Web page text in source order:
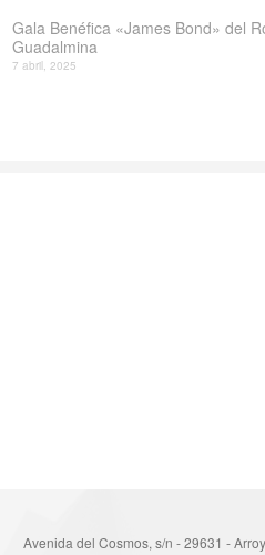
Gala Benéfica «James Bond» del
Guadalmina
7 abril, 2025
Avenida del Cosmos, s/n - 29631 -